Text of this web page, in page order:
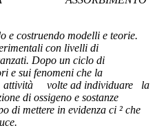
costruendo modelli e teorie.
con livelli di
Dopo un ciclo di
e sui fenomeni che la
attività volte ad individuare la
di ossigeno e sostanze
di mettere in evidenza ci ² che